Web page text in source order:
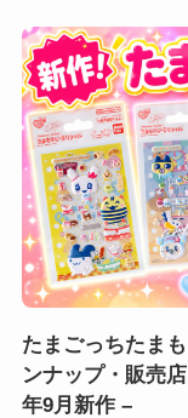
たまごっちたま
ンナップ・販売
年9月新作 –